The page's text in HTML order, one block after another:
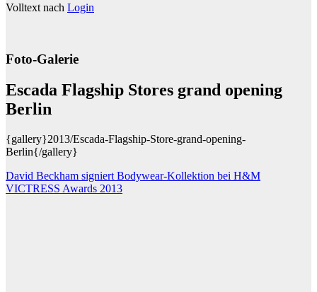
Volltext nach Login
Foto-Galerie
Escada Flagship Stores grand opening
Berlin
{gallery}2013/Escada-Flagship-Store-grand-opening-
Berlin{/gallery}
Beitragsnavigation
David Beckham signiert Bodywear-Kollektion bei H&M
VICTRESS Awards 2013